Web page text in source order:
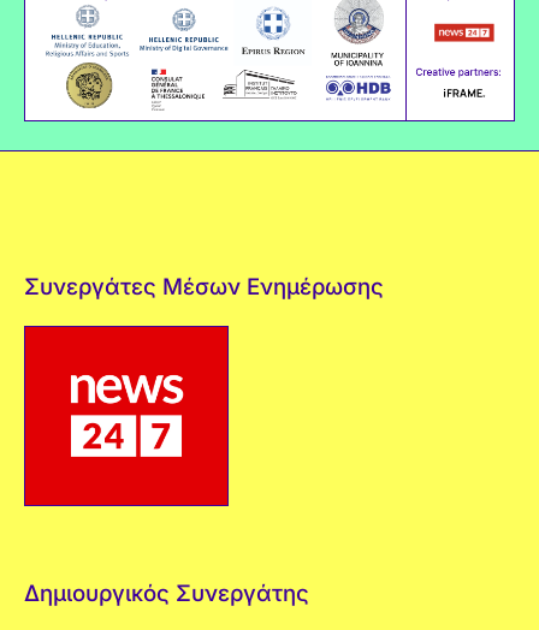
Συνεργάτες Μέσων Ενημέρωσης
Δημιουργικός Συνεργάτης